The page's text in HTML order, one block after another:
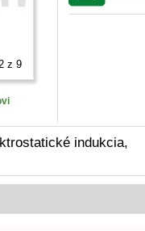
z 9
indukcia,